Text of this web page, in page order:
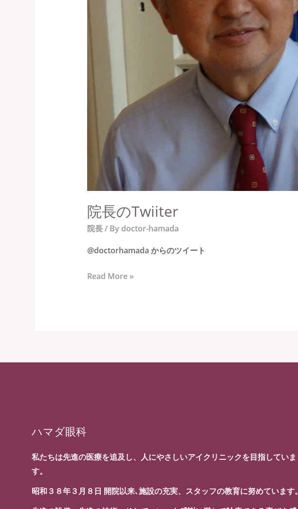
院長のTwiiter
院長/ By doctor-hamada
@doctorhamada からのツイート
Read More »
ハマダ眼科
私たちは先進の医療を追及し、人にやさしいアイクリニックを目指していま
す。
昭和３８年３月８日 開院以来､施設の充実、スタッフの教育に努めています。